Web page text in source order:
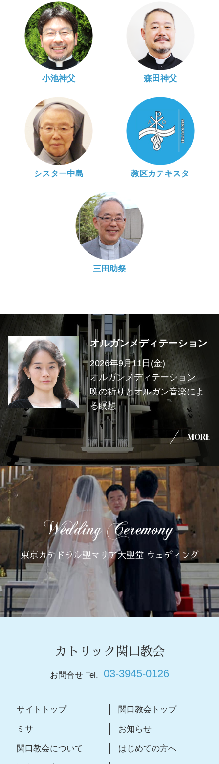
小池神父 森田神父
シスター中島 教区カテキスタ
三田助祭
オルガンメディテーション
2026年9月11日(金)
オルガンメディテーション
晩の祈りとオルガン音楽によ
る瞑想
MORE
東京カテドラル聖マリア大聖堂 ウェディング
カトリック関口教会
お問合せ Tel. 03-3945-0126
サイトトップ 関口教会トップ
ミサ お知らせ
関口教会について はじめての方へ